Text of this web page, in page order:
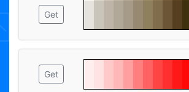
Get
Get